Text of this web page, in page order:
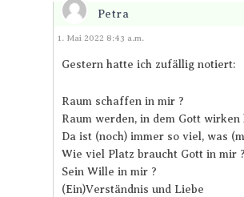
Petra
Antworten
1. Mai 2022 8:43 a.m.
Gestern hatte ich zufällig notiert:
Raum schaffen in mir ?
Raum werden, in dem Gott wirken
Da ist (noch) immer so viel, was
Wie viel Platz braucht Gott in mir ?
Sein Wille in mir ?
(Ein)Verständnis und Liebe